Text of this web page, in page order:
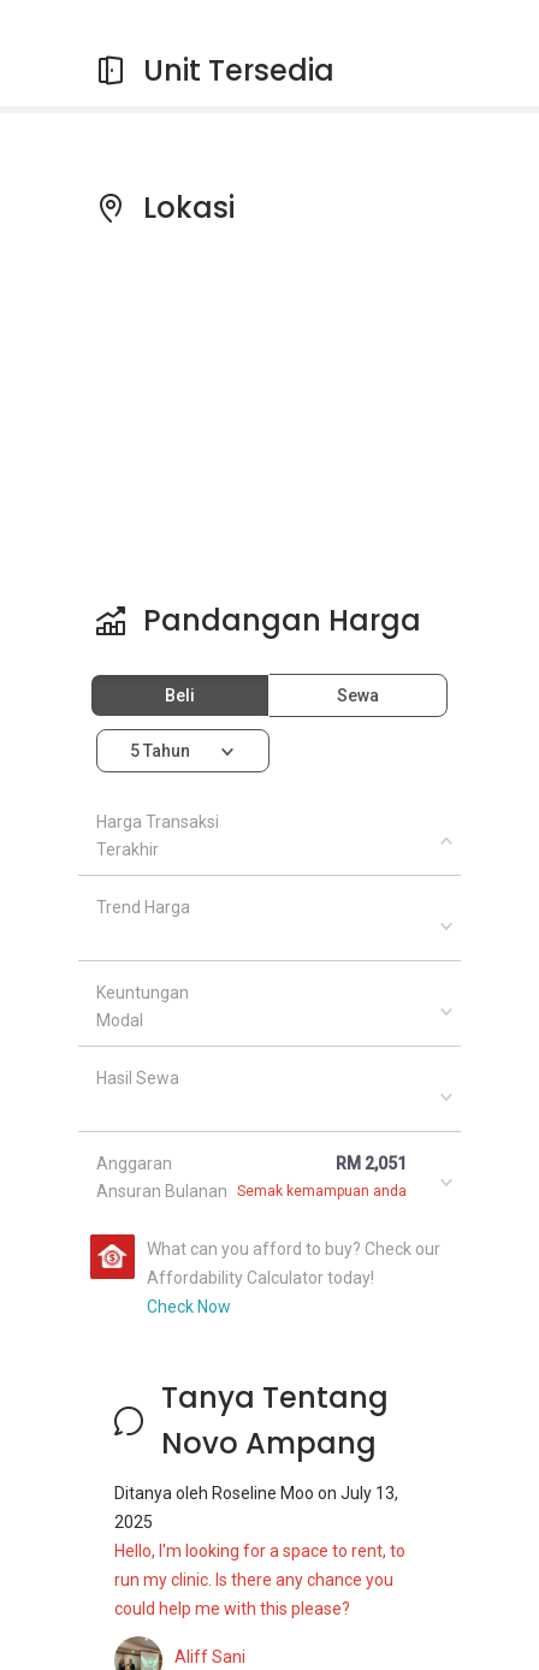
Unit Tersedia
Lokasi
Pandangan Harga
Beli Sewa
5 Tahun
Harga Transaksi
Terakhir
Trend Harga
Keuntungan
Modal
Hasil Sewa
Anggaran
Ansuran Bulanan
RM 2,051
Semak kemampuan anda
What can you afford to buy? Check our
Affordability Calculator today!
Check Now
Tanya Tentang
Novo Ampang
Ditanya oleh Roseline Moo on July 13,
2025
Hello, I'm looking for a space to rent, to
run my clinic. Is there any chance you
could help me with this please?
Aliff Sani